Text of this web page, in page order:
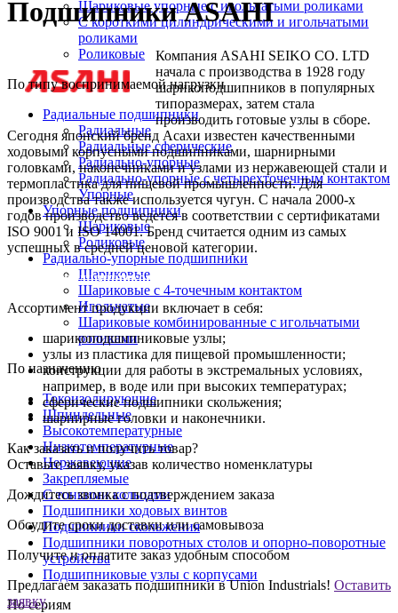
Шариковые упорные с игольчатыми роликами
С короткими цилиндрическими и игольчатыми
роликами
Роликовые
По типу воспринимаемой нагрузки
Радиальные подшипники
Радиальные
Радиальные сферические
Радиально-упорные
Радиально-упорные с четырехточечным контактом
Упорные
Упорные подшипники
Шариковые
Роликовые
Радиально-упорные подшипники
Шариковые
Шариковые с 4-точечным контактом
Игольчатые
Шариковые комбинированные с игольчатыми
роликами
По назначению
Токоизолирующие
Шпиндельные
Высокотемпературные
Низкотемпературные
Нержавеющие
Закрепляемые
С тонкими кольцами
Подшипники ходовых винтов
Подшипники скольжения
Подшипники поворотных столов и опорно-поворотные
устройства
Подшипниковые узлы с корпусами
По сериям
Подшипники ASAHI
Компания ASAHI SEIKO CO. LTD
начала с производства в 1928 году
шарикоподшипников в популярных
типоразмерах, затем стала
производить готовые узлы в сборе.
Сегодня японский бренд Асахи известен качественными
ходовыми корпусными подшипниками, шарнирными
головками, наконечниками и узлами из нержавеющей стали и
термопластика для пищевой промышленности. Для
производства также используется чугун. С начала 2000-х
годов производство ведется в соответствии с сертификатами
ISO 9001 и ISO 14001. Бренд считается одним из самых
успешных в средней ценовой категории.
Каталог подшипников ASAHI
Ассортимент продукции включает в себя:
шарикоподшипниковые узлы;
узлы из пластика для пищевой промышленности;
конструкции для работы в экстремальных условиях,
например, в воде или при высоких температурах;
сферические подшипники скольжения;
шарнирные головки и наконечники.
Как заказать и получить товар?
Оставьте заявку, указав количество номенклатуры
Дождитесь звонка с подтверждением заказа
Обсудите сроки доставки или самовывоза
Получите и оплатите заказ удобным способом
Предлагаем заказать подшипники в Union Industrials! Оставить
заявку